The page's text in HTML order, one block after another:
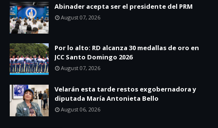
Abinader acepta ser el presidente del PRM
August 07, 2026
Por lo alto: RD alcanza 30 medallas de oro en
JCC Santo Domingo 2026
August 07, 2026
Velarán esta tarde restos exgobernadora y
diputada María Antonieta Bello
August 06, 2026